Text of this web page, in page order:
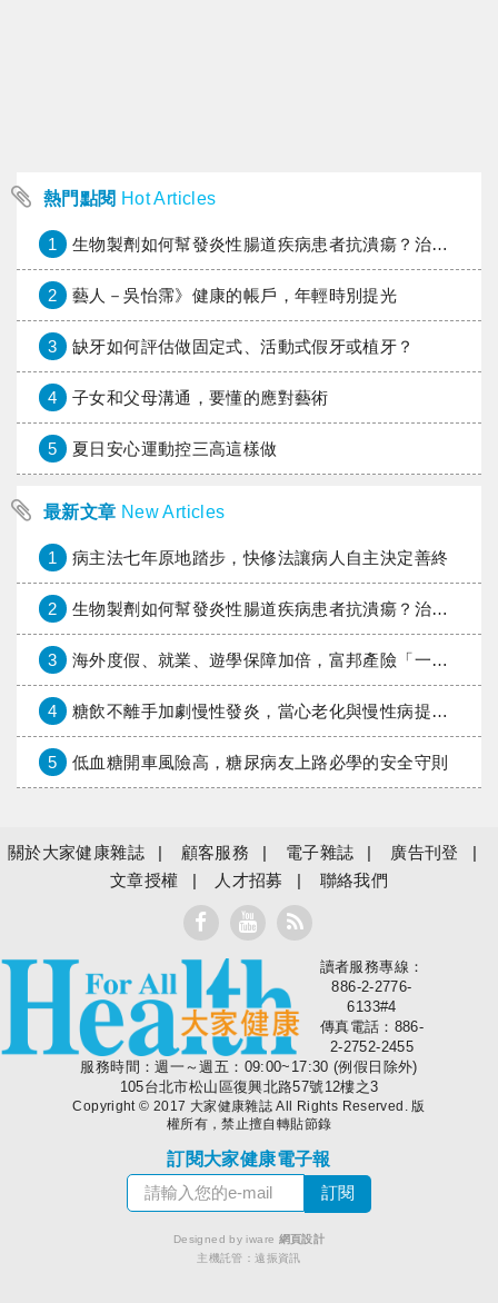
熱門點閱 Hot Articles
1 生物製劑如何幫發炎性腸道疾病患者抗潰瘍？治療進展與健保給付困境一次看
2 藝人－吳怡霈》健康的帳戶，年輕時別提光
3 缺牙如何評估做固定式、活動式假牙或植牙？
4 子女和父母溝通，要懂的應對藝術
5 夏日安心運動控三高這樣做
最新文章 New Articles
1 病主法七年原地踏步，快修法讓病人自主決定善終
2 生物製劑如何幫發炎性腸道疾病患者抗潰瘍？治療進展與健保給付困境一次看
3 海外度假、就業、遊學保障加倍，富邦產險「一期逐夢」專案加碼遠距醫療與緊急救援
4 糖飲不離手加劇慢性發炎，當心老化與慢性病提早報到
5 低血糖開車風險高，糖尿病友上路必學的安全守則
關於大家健康雜誌 顧客服務 電子雜誌
廣告刊登
文章授權
人才招募 聯絡我們
大家健康
讀者服務專線：
886-2-2776-
6133#4
傳真電話：886-
2-2752-2455
服務時間：週一～週五：09:00~17:30 (例假日除外)
105台北市松山區復興北路57號12樓之3
Copyright © 2017 大家健康雜誌 All Rights Reserved. 版
權所有，禁止擅自轉貼節錄
訂閱大家健康電子報
Designed by iware 網頁設計
主機託管：遠振資訊